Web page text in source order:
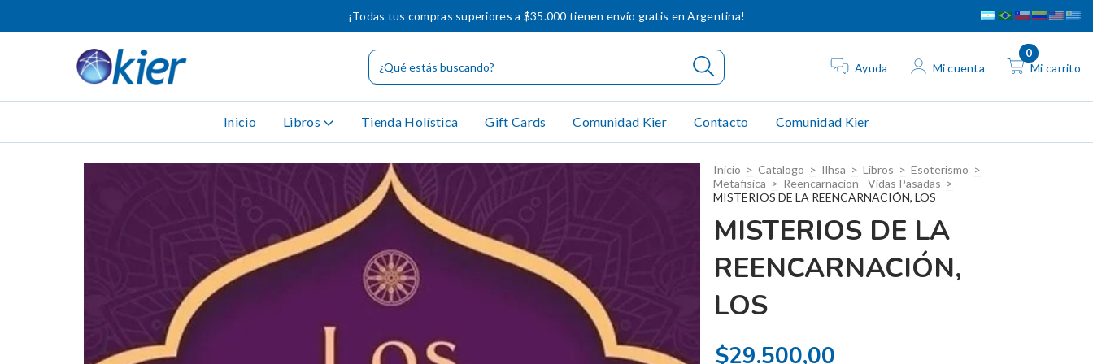
¡Todas tus compras superiores a $35.000 tienen envío gratis en Argentina!
Ayuda Mi cuenta Mi carrito
0
Inicio Libros Tienda Holística Gift Cards Comunidad Kier Contacto Comunidad Kier
Inicio > Catalogo > Ilhsa > Libros > Esoterismo >
Metafisica > Reencarnacion - Vidas Pasadas >
MISTERIOS DE LA REENCARNACIÓN, LOS
MISTERIOS DE LA
REENCARNACIÓN,
LOS
$29.500,00